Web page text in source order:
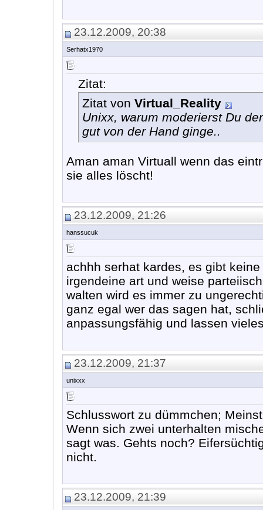
23.12.2009, 20:38
Serhatx1970
Zitat:
Zitat von Virtual_Reality
Unixx, warum moderierst Du
gut von der Hand ginge..
Aman aman Virtuall wenn das
sie alles löscht!
23.12.2009, 21:26
hanssucuk
achhh serhat kardes, es gibt
irgendeine art und weise
walten wird es immer zu
ganz egal wer das sagen hat,
anpassungsfähig und lassen
23.12.2009, 21:37
unixxx
Schlusswort zu dümmchen;
Wenn sich zwei unterhalten
sagt was. Gehts noch?
nicht.
23.12.2009, 21:39